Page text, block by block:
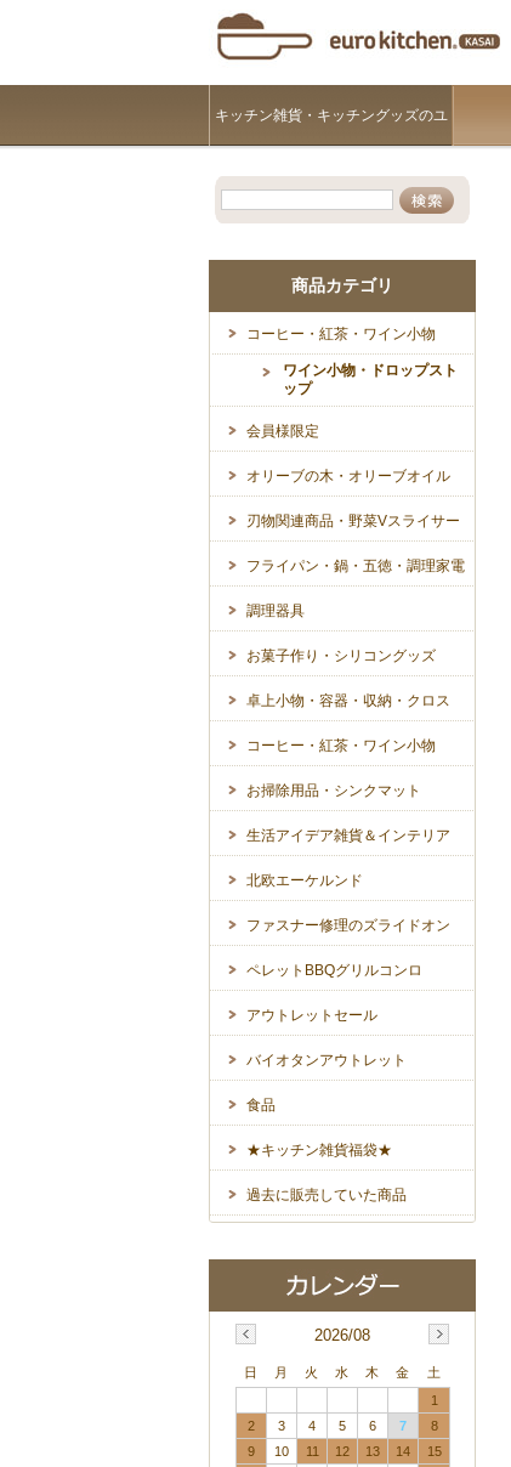
キッチン雑貨・キッチングッズのユ
ーロキッチンKASAI
商品カテゴリ
コーヒー・紅茶・ワイン小物
ワイン小物・ドロップスト
ップ
会員様限定
オリーブの木・オリーブオイル
刃物関連商品・野菜Vスライサー
フライパン・鍋・五徳・調理家電
調理器具
お菓子作り・シリコングッズ
卓上小物・容器・収納・クロス
コーヒー・紅茶・ワイン小物
お掃除用品・シンクマット
生活アイデア雑貨＆インテリア
北欧エーケルンド
ファスナー修理のズライドオン
ペレットBBQグリルコンロ
アウトレットセール
バイオタンアウトレット
食品
★キッチン雑貨福袋★
過去に販売していた商品
2026/08
日 月 火 水 木 金
土
1
2
3 4 5 6 7
8
9
10 11 12 13 14
15